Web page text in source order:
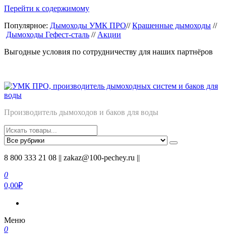
Перейти к содержимому
Популярное: Дымоходы УМК ПРО//Крашенные дымоходы //
Дымоходы Гефест-сталь // Акции
Выгодные условия по сотрудничеству для наших партнёров
Производитель дымоходов и баков для воды
8 800 333 21 08 || zakaz@100-pechey.ru ||
0
0,00₽
Меню
0